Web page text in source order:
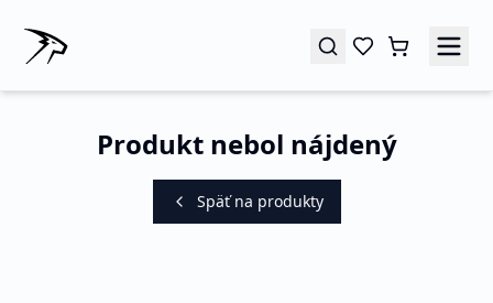
Produkt nebol nájdený
Späť na produkty